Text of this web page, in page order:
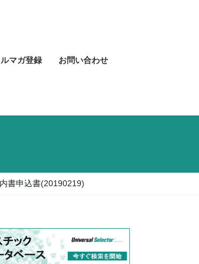
ルマガ登録 お問い合わせ
書申込書(20190219)